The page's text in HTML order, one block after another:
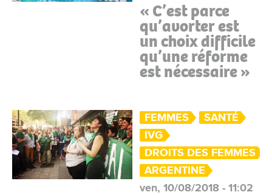
« C’est parce
qu’avorter est
un choix difficile
qu’une réforme
est nécessaire »
FEMMES
SANTÉ
IVG
DROITS DES FEMMES
ARGENTINE
ven, 10/08/2018 - 11:02